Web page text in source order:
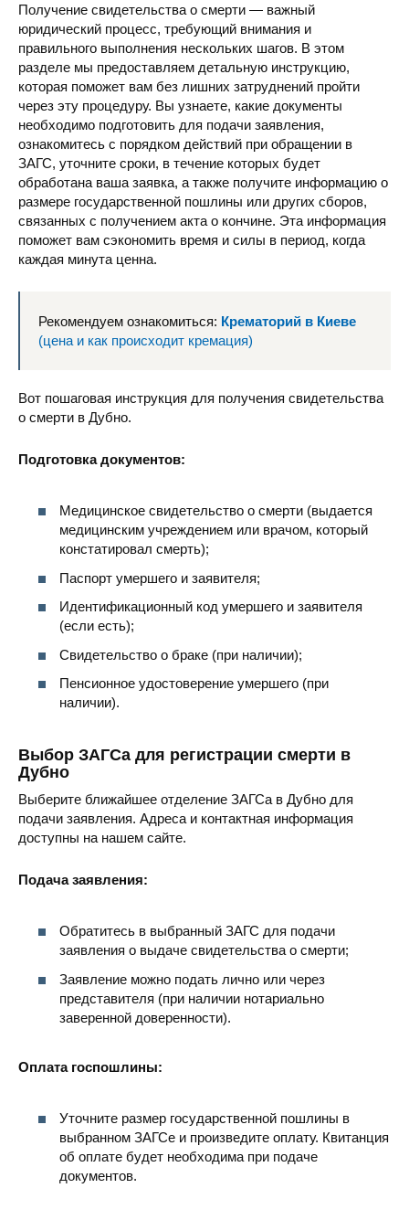
Получение свидетельства о смерти — важный
юридический процесс, требующий внимания и
правильного выполнения нескольких шагов. В этом
разделе мы предоставляем детальную инструкцию,
которая поможет вам без лишних затруднений пройти
через эту процедуру. Вы узнаете, какие документы
необходимо подготовить для подачи заявления,
ознакомитесь с порядком действий при обращении в
ЗАГС, уточните сроки, в течение которых будет
обработана ваша заявка, а также получите информацию о
размере государственной пошлины или других сборов,
связанных с получением акта о кончине. Эта информация
поможет вам сэкономить время и силы в период, когда
каждая минута ценна.
Рекомендуем ознакомиться: Крематорий в Киеве
(цена и как происходит кремация)
Вот пошаговая инструкция для получения свидетельства
о смерти в Дубно.
Подготовка документов:
Медицинское свидетельство о смерти (выдается
медицинским учреждением или врачом, который
констатировал смерть);
Паспорт умершего и заявителя;
Идентификационный код умершего и заявителя
(если есть);
Свидетельство о браке (при наличии);
Пенсионное удостоверение умершего (при
наличии).
Выбор ЗАГСа для регистрации смерти в
Дубно
Выберите ближайшее отделение ЗАГСа в Дубно для
подачи заявления. Адреса и контактная информация
доступны на нашем сайте.
Подача заявления:
Обратитесь в выбранный ЗАГС для подачи
заявления о выдаче свидетельства о смерти;
Заявление можно подать лично или через
представителя (при наличии нотариально
заверенной доверенности).
Оплата госпошлины:
Уточните размер государственной пошлины в
выбранном ЗАГСе и произведите оплату. Квитанция
об оплате будет необходима при подаче
документов.